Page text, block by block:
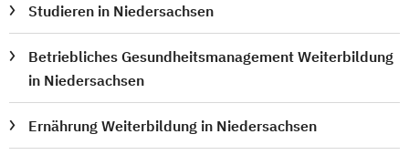
Studieren in Niedersachsen
Betriebliches Gesundheitsmanagement Weiterbildung
in Niedersachsen
Ernährung Weiterbildung in Niedersachsen